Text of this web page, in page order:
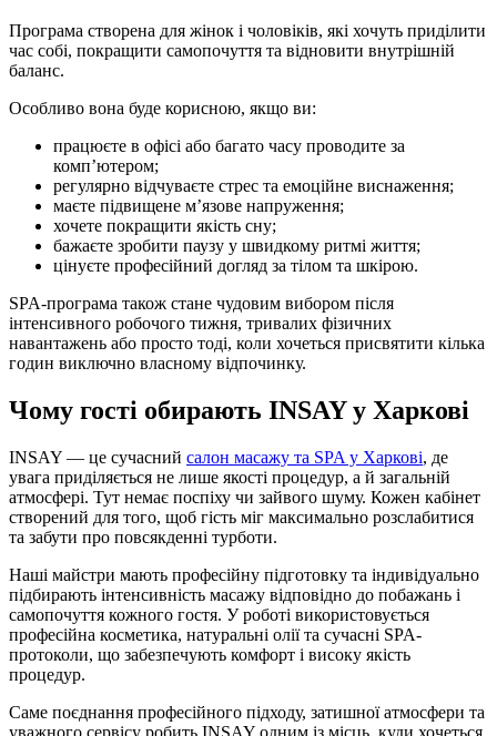
Програма створена для жінок і чоловіків, які хочуть приділити
час собі, покращити самопочуття та відновити внутрішній
баланс.
Особливо вона буде корисною, якщо ви:
працюєте в офісі або багато часу проводите за
комп’ютером;
регулярно відчуваєте стрес та емоційне виснаження;
маєте підвищене м’язове напруження;
хочете покращити якість сну;
бажаєте зробити паузу у швидкому ритмі життя;
цінуєте професійний догляд за тілом та шкірою.
SPA-програма також стане чудовим вибором після
інтенсивного робочого тижня, тривалих фізичних
навантажень або просто тоді, коли хочеться присвятити кілька
годин виключно власному відпочинку.
Чому гості обирають INSAY у Харкові
INSAY — це сучасний салон масажу та SPA у Харкові, де
увага приділяється не лише якості процедур, а й загальній
атмосфері. Тут немає поспіху чи зайвого шуму. Кожен кабінет
створений для того, щоб гість міг максимально розслабитися
та забути про повсякденні турботи.
Наші майстри мають професійну підготовку та індивідуально
підбирають інтенсивність масажу відповідно до побажань і
самопочуття кожного гостя. У роботі використовується
професійна косметика, натуральні олії та сучасні SPA-
протоколи, що забезпечують комфорт і високу якість
процедур.
Саме поєднання професійного підходу, затишної атмосфери та
уважного сервісу робить INSAY одним із місць, куди хочеться